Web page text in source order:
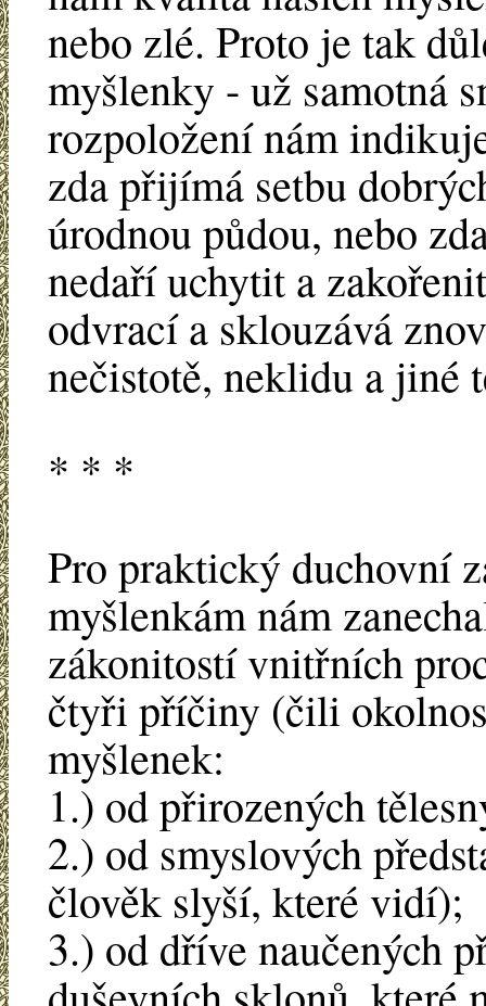
nebo zlé. Proto je tak
myšlenky - už samotná
rozpoložení nám
zda přijímá setbu
úrodnou půdou, nebo
nedaří uchytit a
odvrací a sklouzává
nečistotě, neklidu a jiné
* * *
Pro praktický duchovní
myšlenkám nám
zákonitostí vnitřních
čtyři příčiny (čili
myšlenek:
1.) od přirozených
2.) od smyslových
člověk slyší, které vidí);
3.) od dříve naučených